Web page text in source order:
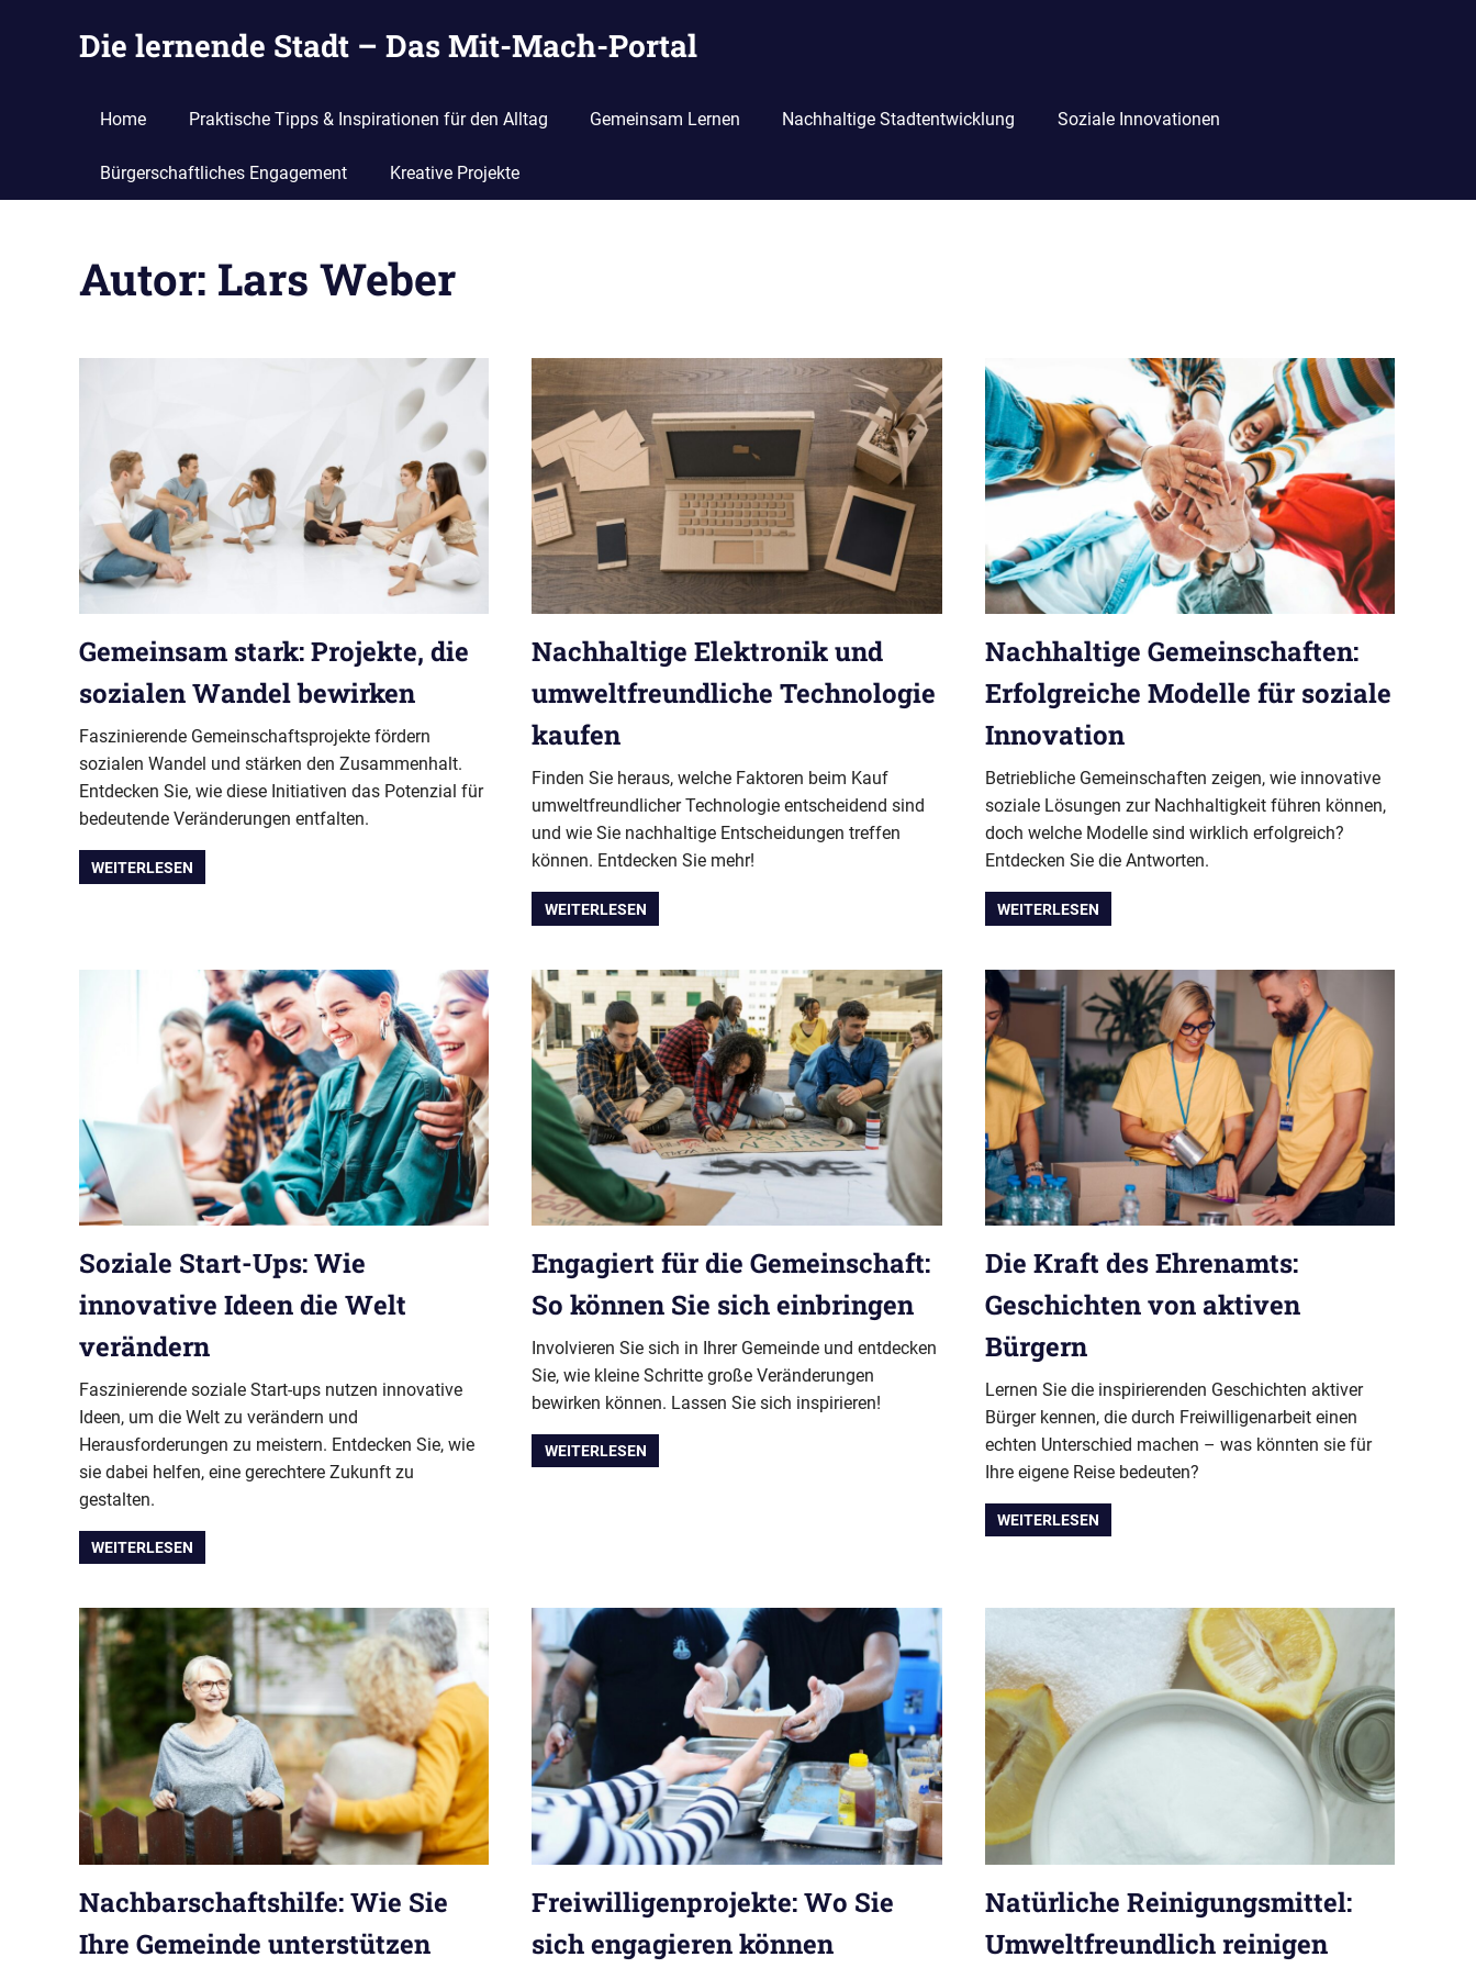
Die lernende Stadt – Das Mit-Mach-Portal
suchen,
entwickeln
Home Praktische Tipps & Inspirationen für den Alltag Gemeinsam Lernen Nachhaltige Stadtentwicklung Soziale Innovationen
Bürgerschaftliches Engagement Kreative Projekte
Autor: Lars Weber
Gemeinsam stark: Projekte, die
sozialen Wandel bewirken
Faszinierende Gemeinschaftsprojekte fördern
sozialen Wandel und stärken den Zusammenhalt.
Entdecken Sie, wie diese Initiativen das Potenzial für
bedeutende Veränderungen entfalten.
WEITERLESEN
Nachhaltige Elektronik und
umweltfreundliche Technologie
kaufen
Finden Sie heraus, welche Faktoren beim Kauf
umweltfreundlicher Technologie entscheidend sind
und wie Sie nachhaltige Entscheidungen treffen
können. Entdecken Sie mehr!
WEITERLESEN
Nachhaltige Gemeinschaften:
Erfolgreiche Modelle für soziale
Innovation
Betriebliche Gemeinschaften zeigen, wie innovative
soziale Lösungen zur Nachhaltigkeit führen können,
doch welche Modelle sind wirklich erfolgreich?
Entdecken Sie die Antworten.
WEITERLESEN
Soziale Start-Ups: Wie
innovative Ideen die Welt
verändern
Faszinierende soziale Start-ups nutzen innovative
Ideen, um die Welt zu verändern und
Herausforderungen zu meistern. Entdecken Sie, wie
sie dabei helfen, eine gerechtere Zukunft zu
gestalten.
WEITERLESEN
Engagiert für die Gemeinschaft:
So können Sie sich einbringen
Involvieren Sie sich in Ihrer Gemeinde und entdecken
Sie, wie kleine Schritte große Veränderungen
bewirken können. Lassen Sie sich inspirieren!
WEITERLESEN
Die Kraft des Ehrenamts:
Geschichten von aktiven
Bürgern
Lernen Sie die inspirierenden Geschichten aktiver
Bürger kennen, die durch Freiwilligenarbeit einen
echten Unterschied machen – was könnten sie für
Ihre eigene Reise bedeuten?
WEITERLESEN
Nachbarschaftshilfe: Wie Sie
Ihre Gemeinde unterstützen
Freiwilligenprojekte: Wo Sie
sich engagieren können
Natürliche Reinigungsmittel:
Umweltfreundlich reinigen